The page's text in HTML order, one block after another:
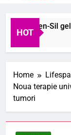
HOT
Regen-Sil gel și
2026
Home
Noua terapie
tumori